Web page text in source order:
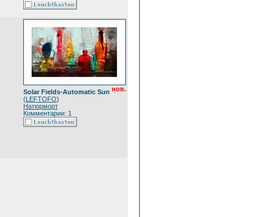
Solar Fields-Automatic Sun нов.
(LEFTOFO)
Натюрморт
Комментарии: 1